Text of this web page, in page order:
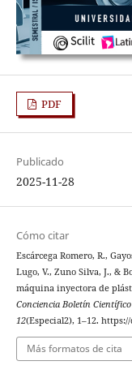
PDF
Publicado
2025-11-28
Cómo citar
Escárcega Romero, R.,
Lugo, V., Zuno Silva, J., &
máquina inyectora de
Conciencia Boletín
12(Especial2), 1–12.
Más formatos de cita